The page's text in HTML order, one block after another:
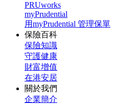
PRUworks
myPrudential
用myPrudential 管理保單
保險百科
保險知識
守護健康
財富增值
在港安居
關於我們
企業簡介